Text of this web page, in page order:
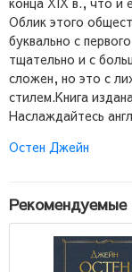
Облик этого
буквально с
тщательно и с
сложен, но это с
стилем.Книга
Наслаждайтесь
Остен Джейн
Рекомендуемые